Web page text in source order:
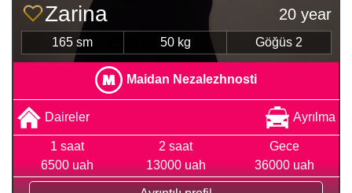
Zarina 20 year
165 sm 50 kg Göğüs 2
Maidan Nezalezhnosti
Daireler Ayrılma
1 saat
6500 uah
2 saat
13000 uah
Gece
36000 uah